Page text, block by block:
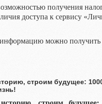
получения
доступа к сервису
можно
строим будущее: